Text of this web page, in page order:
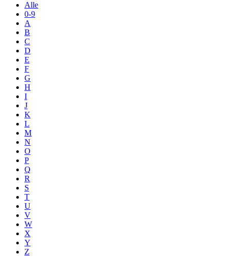
Alle
0-9
A
B
C
D
E
F
G
H
I
J
K
L
M
N
O
P
Q
R
S
T
U
V
W
X
Y
Z